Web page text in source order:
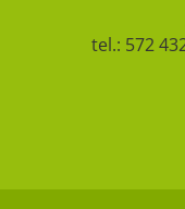
tel.: 572